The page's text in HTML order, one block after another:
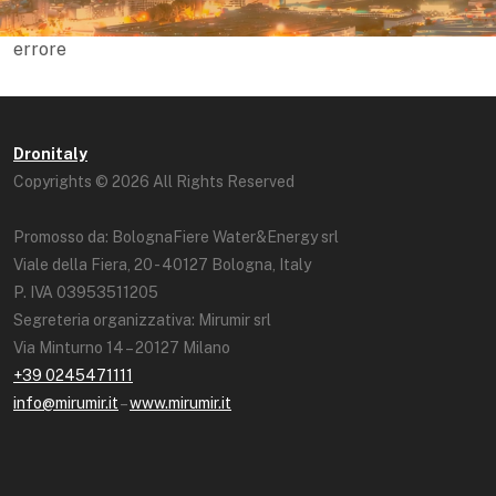
errore
Dronitaly
Copyrights © 2026 All Rights Reserved
Promosso da: BolognaFiere Water&Energy srl
Viale della Fiera, 20 - 40127 Bologna, Italy
P. IVA 03953511205
Segreteria organizzativa: Mirumir srl
Via Minturno 14 – 20127 Milano
+39 0245471111
info@mirumir.it–www.mirumir.it